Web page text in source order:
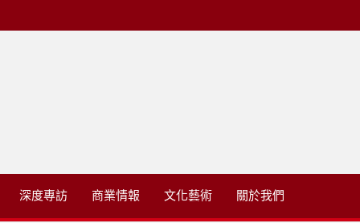
限公司
深度專訪 商業情報 文化藝術 關於我們